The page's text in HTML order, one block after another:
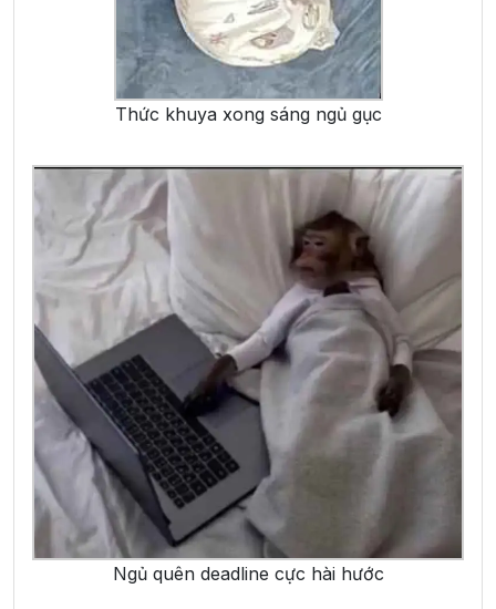
Thức khuya xong sáng ngủ gục
Ngủ quên deadline cực hài hước